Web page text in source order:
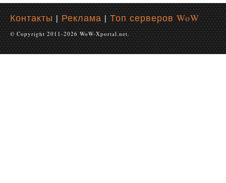
Контакты | Реклама | Топ серверов WoW
© Copyright 2011-2026 WoW-Xportal.net.